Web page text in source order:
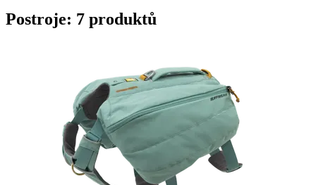
Postroje: 7 produktů